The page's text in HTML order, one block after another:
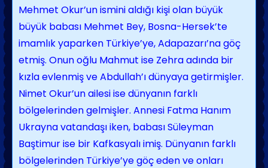
Mehmet Okur’un ismini aldığı kişi olan büyük
büyük babası Mehmet Bey, Bosna-Hersek’te
imamlık yaparken Türkiye’ye, Adapazarı’na göç
etmiş. Onun oğlu Mahmut ise Zehra adında bir
kızla evlenmiş ve Abdullah’ı dünyaya getirmişler.
Nimet Okur’un ailesi ise dünyanın farklı
bölgelerinden gelmişler. Annesi Fatma Hanım
Ukrayna vatandaşı iken, babası Süleyman
Baştimur ise bir Kafkasyalı imiş. Dünyanın farklı
bölgelerinden Türkiye’ye göç eden ve onları